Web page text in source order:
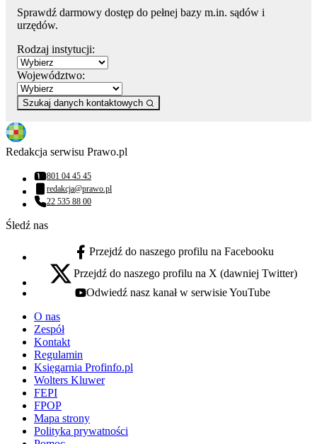
Sprawdź darmowy dostęp do pełnej bazy m.in. sądów i
urzędów.
Rodzaj instytucji:
Województwo:
Szukaj danych kontaktowych
Redakcja serwisu Prawo.pl
Numer telefonu:
801 04 45 45
Adres email:
redakcja@prawo.pl
Numer telefonu:
22 535 88 00
Śledź nas
facebook - otwiera się w nowej karcie
Przejdź do naszego profilu na Facebooku
x - otwiera się w nowej karcie
Przejdź do naszego profilu na X (dawniej Twitter)
youtube - otwiera się w nowej karcie
Odwiedź nasz kanał w serwisie YouTube
O nas
Zespół
Kontakt
Regulamin
Księgarnia Profinfo.pl
Wolters Kluwer
FEPI
FPOP
Mapa strony
Polityka prywatności